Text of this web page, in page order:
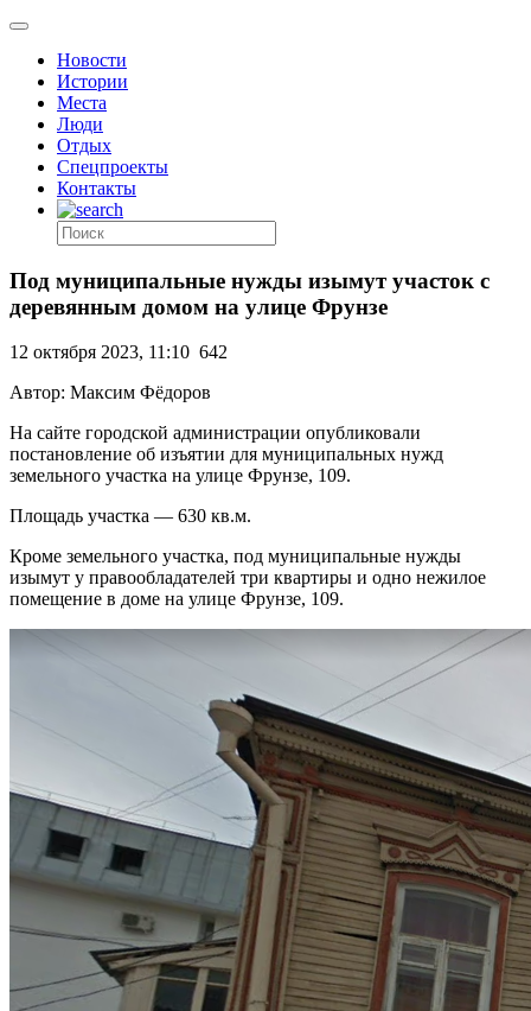
Новости
Истории
Места
Люди
Отдых
Спецпроекты
Контакты
Под муниципальные нужды изымут участок с
деревянным домом на улице Фрунзе
12 октября 2023, 11:10 642
Автор: Максим Фёдоров
На сайте городской администрации опубликовали
постановление об изъятии для муниципальных нужд
земельного участка на улице Фрунзе, 109.
Площадь участка — 630 кв.м.
Кроме земельного участка, под муниципальные нужды
изымут у правообладателей три квартиры и одно нежилое
помещение в доме на улице Фрунзе, 109.